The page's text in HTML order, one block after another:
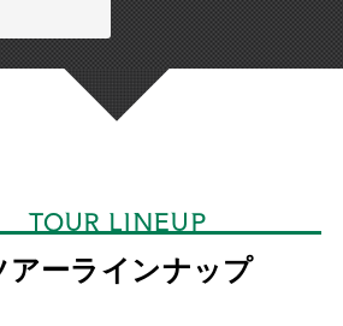
TOUR LINEUP
アーラインナップ